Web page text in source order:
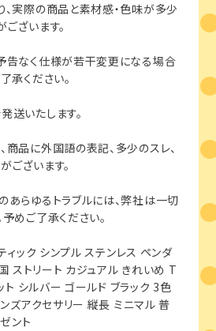
実際の商品と素材感・色味が多少
ざいます。
告なく仕様が若干変更になる場合
承ください。
いたします。
品に外国語の表記、多少のスレ、
ございます。
らゆるトラブルには、弊社は一切
めご了承ください。
ィック シンプル ステンレス ペンダ
ストリート カジュアル きれいめ T
ト シルバー ゴールド ブラック 3色
ズアクセサリー 縦長 ミニマル 普
ント